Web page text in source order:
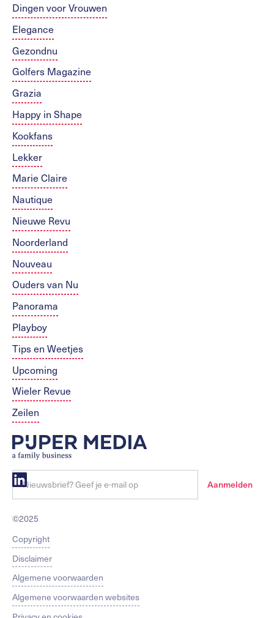
Dingen voor Vrouwen
Elegance
Gezondnu
Golfers Magazine
Grazia
Happy in Shape
Kookfans
Lekker
Marie Claire
Nautique
Nieuwe Revu
Noorderland
Nouveau
Ouders van Nu
Panorama
Playboy
Tips en Weetjes
Upcoming
Wieler Revue
Zeilen
©2025
Copyright
Disclaimer
Algemene voorwaarden
Algemene voorwaarden websites